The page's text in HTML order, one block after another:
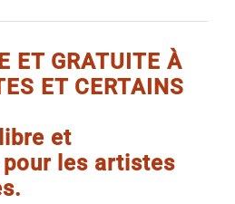
ET GRATUITE À
ET CERTAINS
et
les artistes